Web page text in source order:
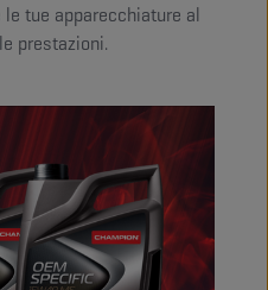
tue apparecchiature al
prestazioni.